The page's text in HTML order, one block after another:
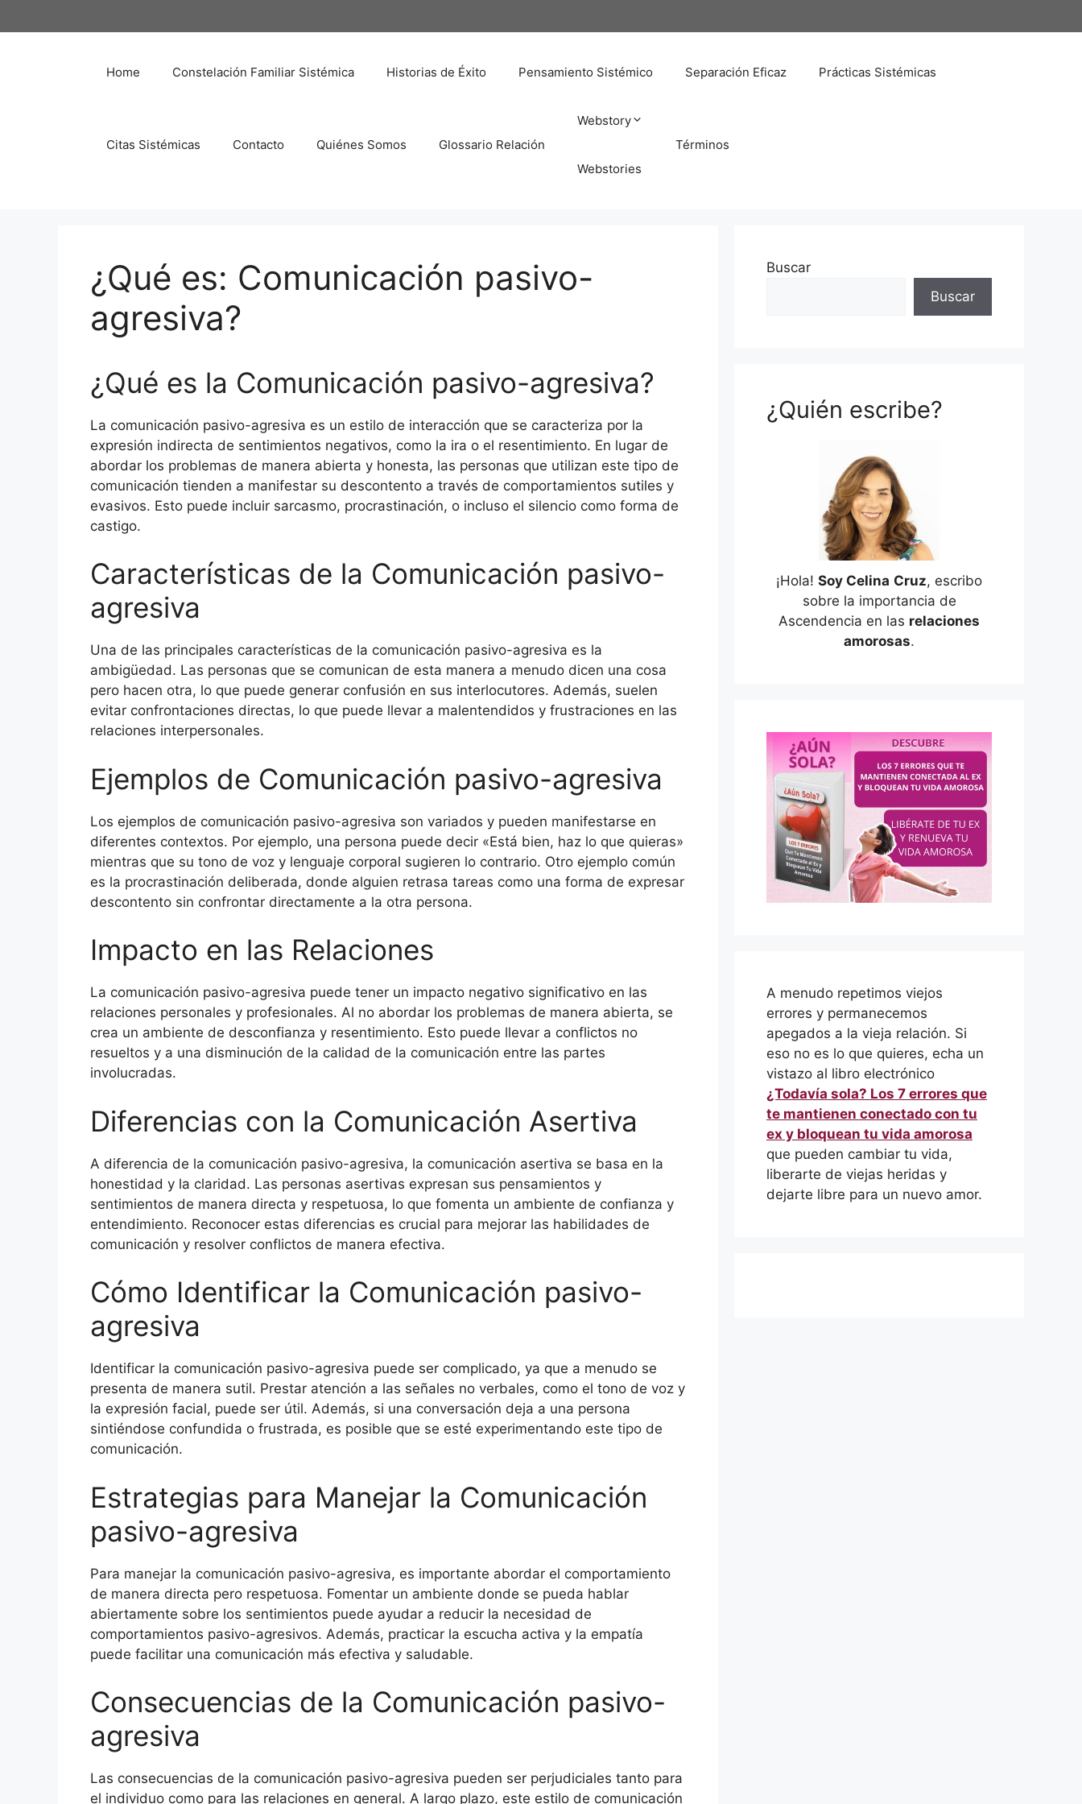
al
Home Constelación Familiar Sistémica Historias de Éxito Pensamiento Sistémico Separación Eficaz Prácticas Sistémicas
Citas Sistémicas Contacto Quiénes Somos Glossario Relación
Webstory
Webstories
Términos
¿Qué es: Comunicación pasivo-
agresiva?
¿Qué es la Comunicación pasivo-agresiva?
La comunicación pasivo-agresiva es un estilo de interacción que se caracteriza por la
expresión indirecta de sentimientos negativos, como la ira o el resentimiento. En lugar de
abordar los problemas de manera abierta y honesta, las personas que utilizan este tipo de
comunicación tienden a manifestar su descontento a través de comportamientos sutiles y
evasivos. Esto puede incluir sarcasmo, procrastinación, o incluso el silencio como forma de
castigo.
Características de la Comunicación pasivo-
agresiva
Una de las principales características de la comunicación pasivo-agresiva es la
ambigüedad. Las personas que se comunican de esta manera a menudo dicen una cosa
pero hacen otra, lo que puede generar confusión en sus interlocutores. Además, suelen
evitar confrontaciones directas, lo que puede llevar a malentendidos y frustraciones en las
relaciones interpersonales.
Ejemplos de Comunicación pasivo-agresiva
Los ejemplos de comunicación pasivo-agresiva son variados y pueden manifestarse en
diferentes contextos. Por ejemplo, una persona puede decir «Está bien, haz lo que quieras»
mientras que su tono de voz y lenguaje corporal sugieren lo contrario. Otro ejemplo común
es la procrastinación deliberada, donde alguien retrasa tareas como una forma de expresar
descontento sin confrontar directamente a la otra persona.
Impacto en las Relaciones
La comunicación pasivo-agresiva puede tener un impacto negativo significativo en las
relaciones personales y profesionales. Al no abordar los problemas de manera abierta, se
crea un ambiente de desconfianza y resentimiento. Esto puede llevar a conflictos no
resueltos y a una disminución de la calidad de la comunicación entre las partes
involucradas.
Diferencias con la Comunicación Asertiva
A diferencia de la comunicación pasivo-agresiva, la comunicación asertiva se basa en la
honestidad y la claridad. Las personas asertivas expresan sus pensamientos y
sentimientos de manera directa y respetuosa, lo que fomenta un ambiente de confianza y
entendimiento. Reconocer estas diferencias es crucial para mejorar las habilidades de
comunicación y resolver conflictos de manera efectiva.
Cómo Identificar la Comunicación pasivo-
agresiva
Identificar la comunicación pasivo-agresiva puede ser complicado, ya que a menudo se
presenta de manera sutil. Prestar atención a las señales no verbales, como el tono de voz y
la expresión facial, puede ser útil. Además, si una conversación deja a una persona
sintiéndose confundida o frustrada, es posible que se esté experimentando este tipo de
comunicación.
Estrategias para Manejar la Comunicación
pasivo-agresiva
Para manejar la comunicación pasivo-agresiva, es importante abordar el comportamiento
de manera directa pero respetuosa. Fomentar un ambiente donde se pueda hablar
abiertamente sobre los sentimientos puede ayudar a reducir la necesidad de
comportamientos pasivo-agresivos. Además, practicar la escucha activa y la empatía
puede facilitar una comunicación más efectiva y saludable.
Consecuencias de la Comunicación pasivo-
agresiva
Las consecuencias de la comunicación pasivo-agresiva pueden ser perjudiciales tanto para
el individuo como para las relaciones en general. A largo plazo, este estilo de comunicación
Buscar
Buscar
¿Quién escribe?
¡Hola! Soy Celina Cruz, escribo
sobre la importancia de
Ascendencia en las relaciones
amorosas.
A menudo repetimos viejos
errores y permanecemos
apegados a la vieja relación. Si
eso no es lo que quieres, echa un
vistazo al libro electrónico
¿Todavía sola? Los 7 errores que
te mantienen conectado con tu
ex y bloquean tu vida amorosa
que pueden cambiar tu vida,
liberarte de viejas heridas y
dejarte libre para un nuevo amor.